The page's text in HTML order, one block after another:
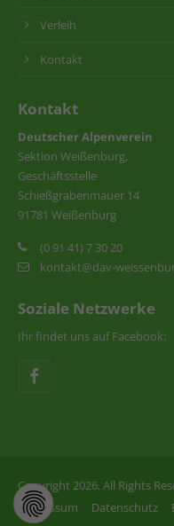
Verleih
Kontakt
Kontakt
Deutscher Alpenverein
Sektion Weißenburg,
Geschäftsstelle
Schießgrabenmauer 14
91781 Weißenburg
(0 91 41) 7 30 20
kontakt@dav-
Soziale Netzwerke
Ihr findet uns auf Facebook:
Copyright 2026. All Rights
Impressum
Datenschutz